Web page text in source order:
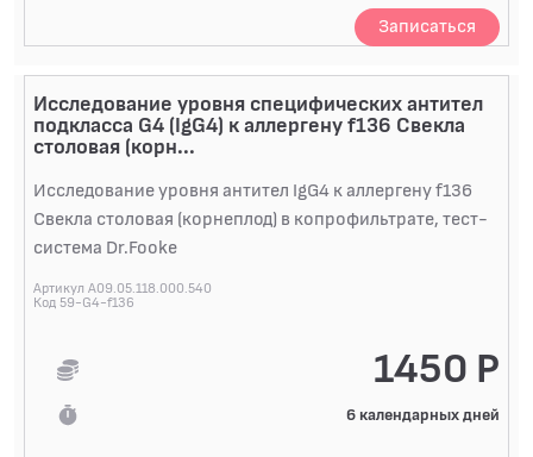
Записаться
Исследование уровня специфических антител
подкласса G4 (IgG4) к аллергену f136 Свекла
столовая (корн...
Исследование уровня антител IgG4 к аллергену f136
Свекла столовая (корнеплод) в копрофильтрате, тест-
система Dr.Fooke
Артикул A09.05.118.000.540
Код 59-G4-f136
1450 Р
6 календарных дней